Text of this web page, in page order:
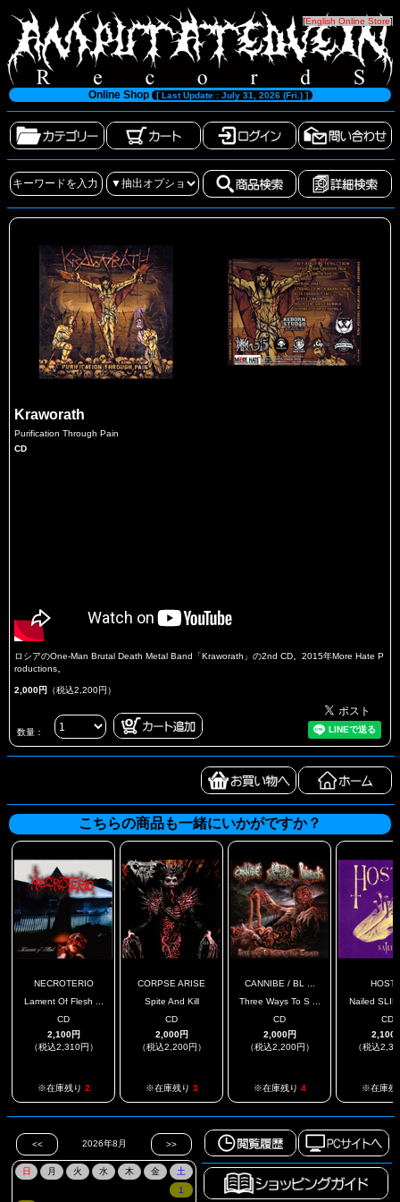
[English Online Store]
Online Shop [ Last Update : July 31, 2026 (Fri.) ]
Kraworath
Purification Through Pain
CD
ロシアのOne-Man Brutal Death Metal Band「Kraworath」の2nd CD。2015年More Hate P
roductions。
2,000円 （税込2,200円）
数量：
こちらの商品も一緒にいかがですか？
NECROTERIO
Lament Of Flesh ...
CD
2,100円
（税込2,310円）
※在庫残り 2
CORPSE ARISE
Spite And Kill
CD
2,000円
（税込2,200円）
※在庫残り 3
CANNIBE / BL ...
Three Ways To S ...
CD
2,000円
（税込2,200円）
※在庫残り 4
Nailed
CD
2,100
（税込
※在庫残